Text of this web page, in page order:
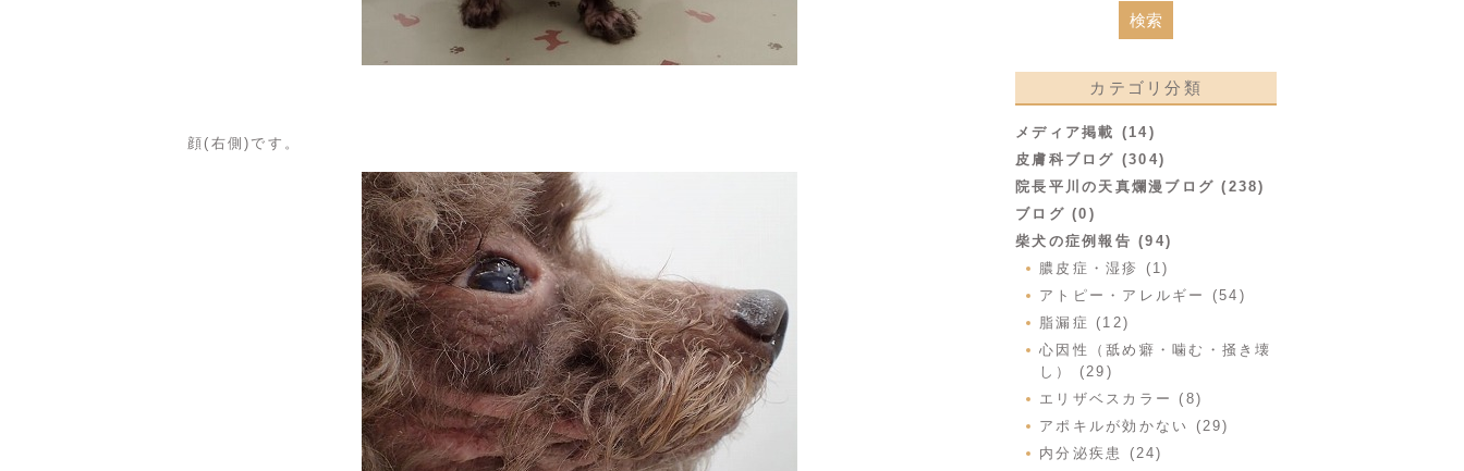
顔(右側)です。
カテゴリ分類
メディア掲載 (14)
皮膚科ブログ (304)
院長平川の天真爛漫ブログ (238)
ブログ (0)
柴犬の症例報告 (94)
膿皮症・湿疹 (1)
アトピー・アレルギー (54)
脂漏症 (12)
心因性（舐め癖・噛む・掻き壊
し） (29)
エリザベスカラー (8)
アポキルが効かない (29)
内分泌疾患 (24)